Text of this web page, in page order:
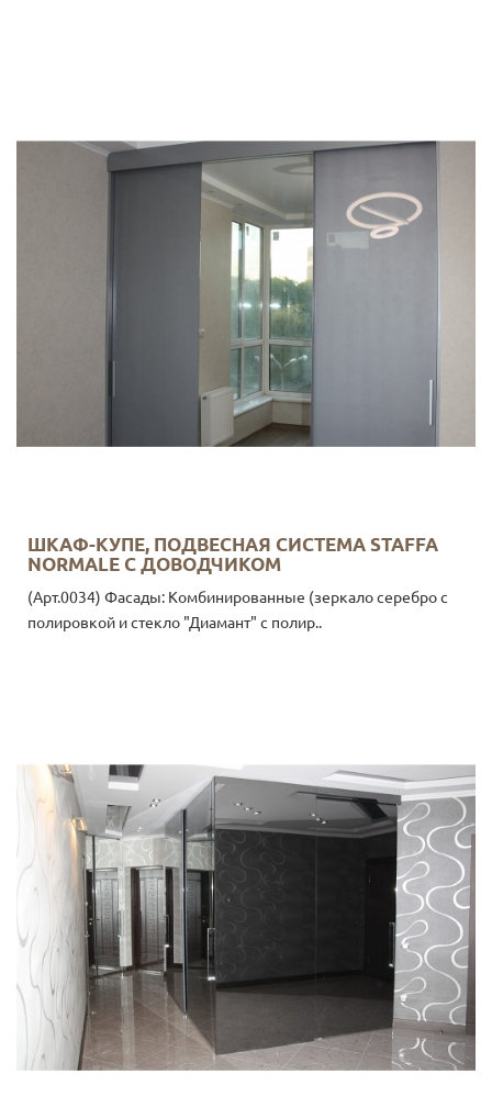
ШКАФ-КУПЕ, ПОДВЕСНАЯ СИСТЕМА STAFFA
NORMALE С ДОВОДЧИКОМ
(Арт.0034) Фасады: Комбинированные (зеркало серебро с
полировкой и стекло "Диамант" с полир..